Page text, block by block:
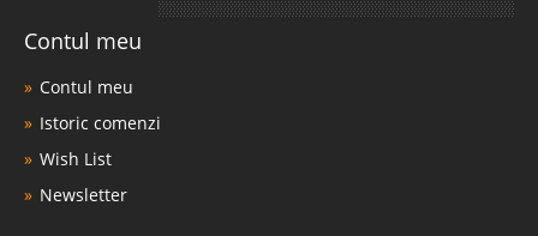
Contul meu
Contul meu
Istoric comenzi
Wish List
Newsletter